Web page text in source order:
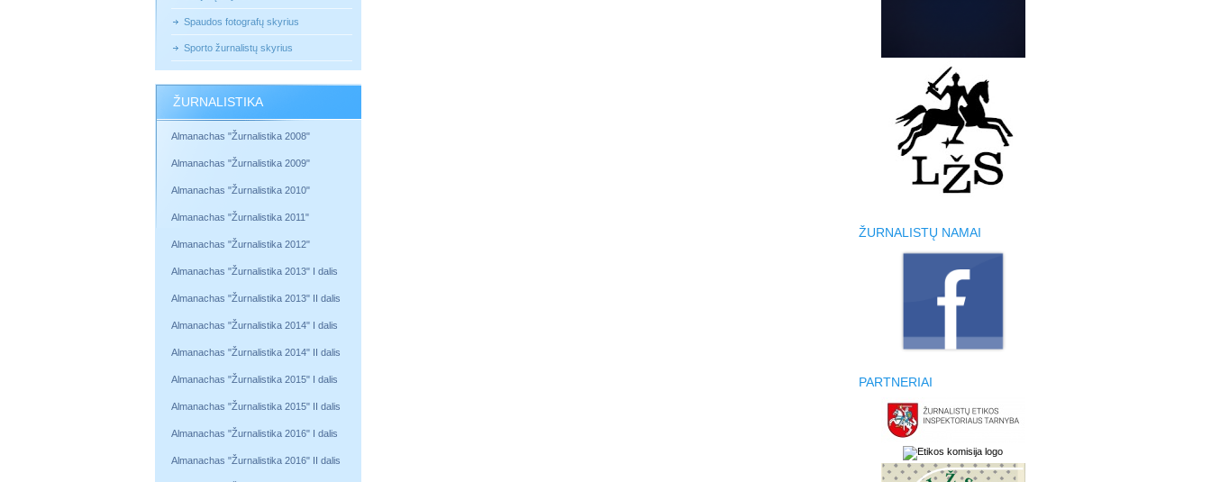
Spaudos fotografų skyrius
Sporto žurnalistų skyrius
ŽURNALISTIKA
Almanachas "Žurnalistika 2008"
Almanachas "Žurnalistika 2009"
Almanachas "Žurnalistika 2010"
Almanachas "Žurnalistika 2011"
Almanachas "Žurnalistika 2012"
Almanachas "Žurnalistika 2013" I dalis
Almanachas "Žurnalistika 2013" II dalis
Almanachas "Žurnalistika 2014" I dalis
Almanachas "Žurnalistika 2014" II dalis
Almanachas "Žurnalistika 2015" I dalis
Almanachas "Žurnalistika 2015" II dalis
Almanachas "Žurnalistika 2016" I dalis
Almanachas "Žurnalistika 2016" II dalis
ŽURNALISTŲ NAMAI
PARTNERIAI